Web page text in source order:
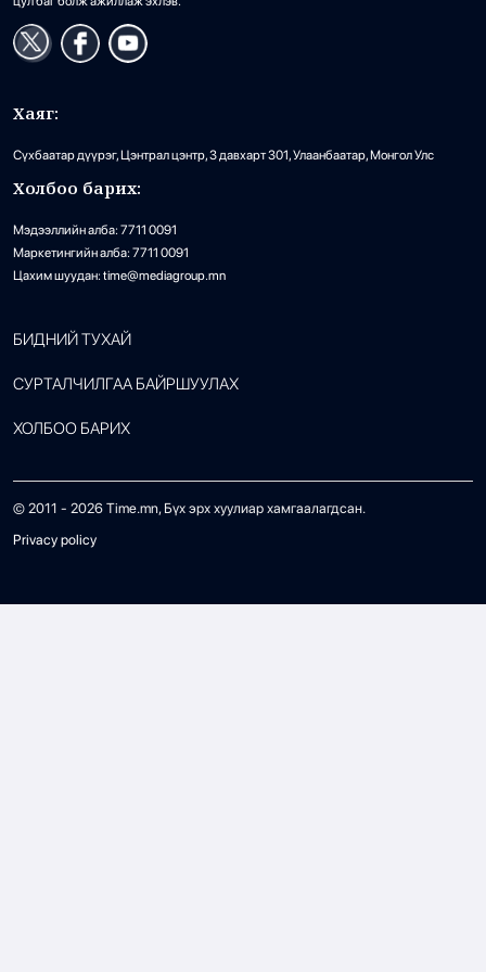
Хаяг:
Сүхбаатар дүүрэг, Цэнтрал цэнтр, 3 давхарт 301, Улаанбаатар, Монгол Улс
Холбоо барих:
Мэдээллийн алба: 7711 0091
Маркетингийн алба: 7711 0091
Цахим шуудан: time@mediagroup.mn
БИДНИЙ ТУХАЙ
СУРТАЛЧИЛГАА БАЙРШУУЛАХ
ХОЛБОО БАРИХ
© 2011 - 2026 Time.mn, Бүх эрх хуулиар хамгаалагдсан.
Privacy policy